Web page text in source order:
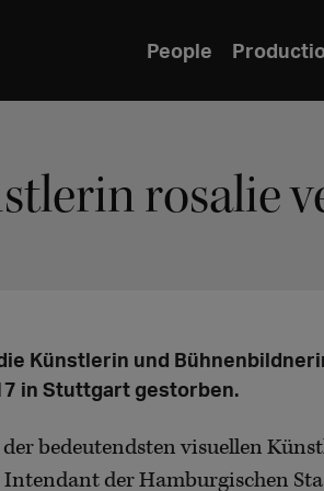
People
rosalie
Künstlerin und
in Stuttgart gestorben.
bedeutendsten visuellen
Intendant der Hamburgischen